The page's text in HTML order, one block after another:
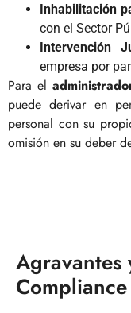
Inhabilitación
con el Sector
Intervención
empresa por
Para el
puede derivar en
personal con su
omisión en su deber
Agravantes